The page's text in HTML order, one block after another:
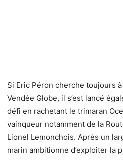
Si Eric Péron cherche toujours
Vendée Globe, il s’est lancé
défi en rachetant le trimaran
vainqueur notamment de la
Lionel Lemonchois. Après un
marin ambitionne d’exploiter la